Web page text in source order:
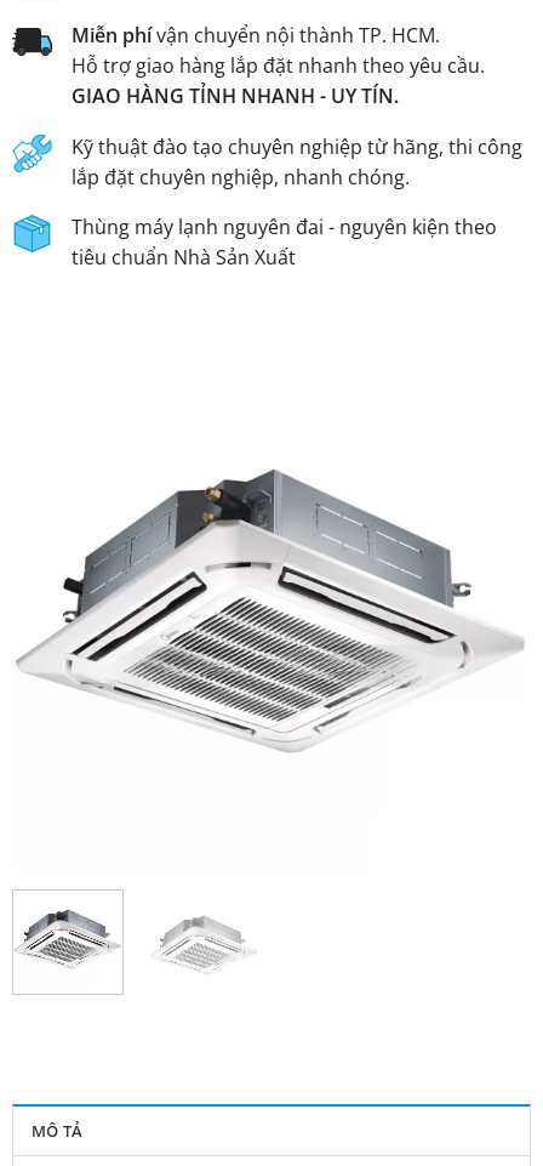
MÔ TẢ
Miễn phívận chuyển nội thành TP. HCM.
Hỗ trợ giao hàng lắp đặt nhanh theo yêu cầu.
GIAO HÀNG TỈNH NHANH - UY TÍN.
Kỹ thuật đào tạo chuyên nghiệp từ hãng, thi công
lắp đặt chuyên nghiệp, nhanh chóng.
Thùng máy lạnh nguyên đai - nguyên kiện theo
tiêu chuẩn Nhà Sản Xuất